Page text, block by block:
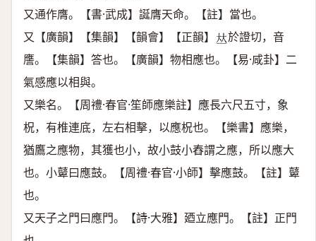
又通作膺。【書·武成】誕膺天命。【註】當也。
又【廣韻】【集韻】【韻會】【正韻】 𠀤於證切，音
譍。【集韻】答也。【廣韻】物相應也。【易·咸卦】二
氣感應以相與。
又樂名。【周禮·春官·笙師應樂註】應長六尺五寸，象
柷，有椎連底，左右相擊，以應柷也。【樂書】應樂，
猶鷹之應物，其獲也小，故小鼓小舂謂之應，所以應大
也。小鼙曰應鼓。【周禮·春官·小師】擊應鼓。【註】鼙
也。
又天子之門曰應門。【詩·大雅】廼立應門。【註】正門